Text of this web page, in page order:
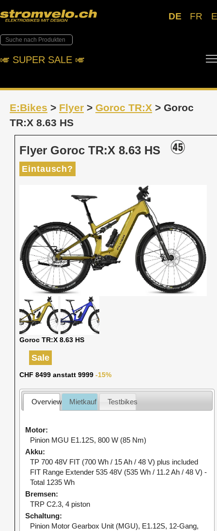
DE FR
🎺︎ SUPER SALE 🎺︎
E:Bikes > Flyer > Goroc TR:X > Goroc
TR:X 8.63 HS
Flyer Goroc TR:X 8.63 HS
Eintausch?
Goroc TR:X 8.63 HS
Sale
CHF 8499 anstatt 9999 -15%
Overview Mietkauf Testbikes
Motor
Pinion MGU E1.12S, 800 W (85 Nm)
Akku
TP 700 48V FIT (700 Wh / 15 Ah / 48 V) plus included
FIT Range Extender 535 48V (535 Wh / 11.2 Ah / 48 V) -
Total 1235 Wh
Bremsen
TRP C2.3, 4 piston
Schaltung
Pinion Motor Gearbox Unit (MGU), E1.12S, 12-Gang,